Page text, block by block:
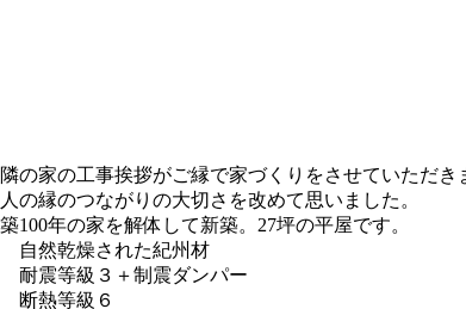
隣の家の工事挨拶がご縁で家づくりをさせていただき
人の縁のつながりの大切さを改めて思いました。
築100年の家を解体して新築。27坪の平屋です。
自然乾燥された紀州材
耐震等級３＋制震ダンパー
断熱等級６